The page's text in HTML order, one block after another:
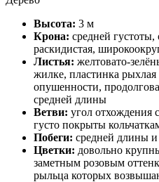
Высота: 3 м
Крона: средней густоты,
раскидистая,
Листья: желтовато-
жилке, пластинка рыхлая
опушенности,
средней длины
Ветви: угол отхождения
густо покрыты
Побеги: средней длины
Цветки: довольно
заметным розовым
рыльца которых